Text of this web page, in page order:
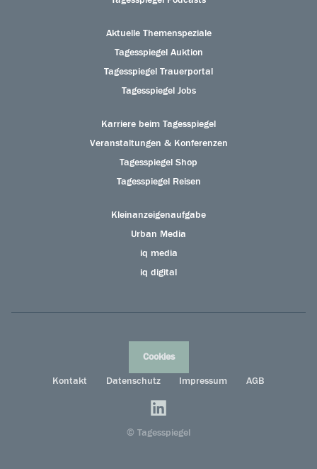
Aktuelle Themenspeziale
Tagesspiegel Auktion
Tagesspiegel Trauerportal
Tagesspiegel Jobs
Karriere beim Tagesspiegel
Veranstaltungen & Konferenzen
Tagesspiegel Shop
Tagesspiegel Reisen
Kleinanzeigenaufgabe
Urban Media
iq media
iq digital
Cookies
Kontakt Datenschutz Impressum AGB
© Tagesspiegel